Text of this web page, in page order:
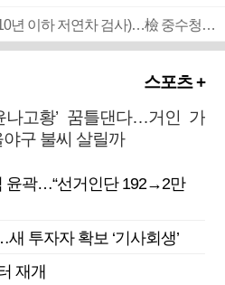
■ 검사 신분 버리고 직급하향(10년 이하 저연차 검사)…檢 중수청행 기피
스포츠 +
나고황’ 꿈틀댄다…거인 가
야구 불씨 살릴까
윤곽…“선거인단 192→2만
투자자 확보 ‘기사회생’
재개